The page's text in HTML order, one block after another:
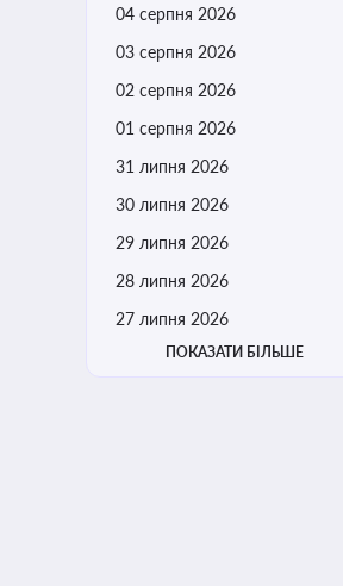
04 серпня 2026
03 серпня 2026
02 серпня 2026
01 серпня 2026
31 липня 2026
30 липня 2026
29 липня 2026
28 липня 2026
27 липня 2026
ПОКАЗАТИ БІЛЬШЕ